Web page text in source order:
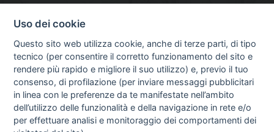
HOME
CHI SIAMO
NOTIZIE
CONTATTI
GUIDA AGLI ACQUISTI
Uso dei cookie
Questo sito web utilizza cookie, anche di terze parti, di tipo
tecnico (per consentire il corretto funzionamento del sito e
rendere più rapido e migliore il suo utilizzo) e, previo il tuo
consenso, di profilazione (per inviare messaggi pubblicitari
in linea con le preferenze da te manifestate nell’ambito
dell’utilizzo delle funzionalità e della navigazione in rete e/o
per effettuare analisi e monitoraggio dei comportamenti dei